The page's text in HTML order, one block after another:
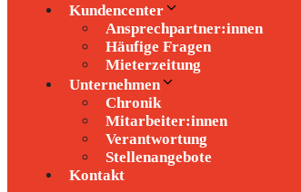
Kundencenter
Ansprechpartner:innen
Häufige Fragen
Mieterzeitung
Unternehmen
Chronik
Mitarbeiter:innen
Verantwortung
Stellenangebote
Kontakt